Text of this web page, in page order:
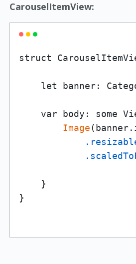
CarouselItemView:
struct
let banner:
var body: some
Image
    }